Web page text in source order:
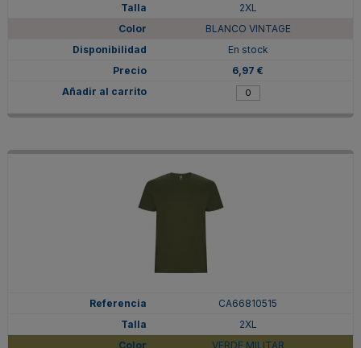
2XL
BLANCO VINTAGE
En stock
6,97 €
CA66810515
2XL
VERDE MILITAR